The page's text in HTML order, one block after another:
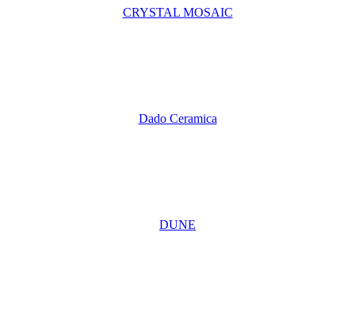
CRYSTAL MOSAIC
Dado Ceramica
DUNE